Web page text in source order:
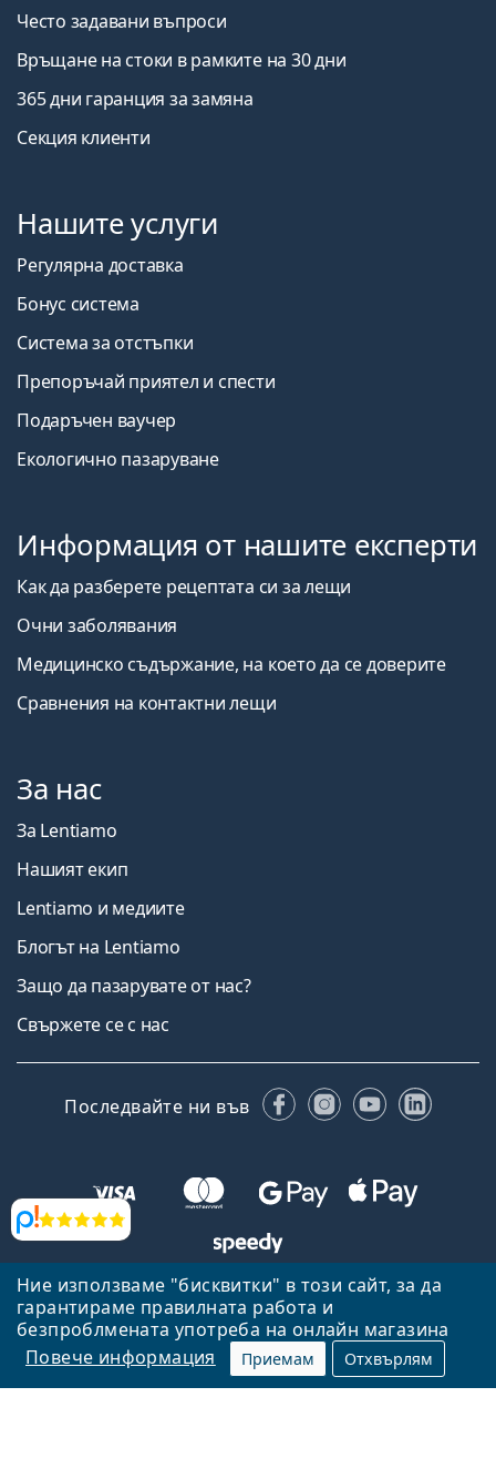
Ние използваме "бисквитки" в този сайт, за да
гарантираме правилната работа и
безпроблмената употреба на онлайн магазина
Повече информация
Приемам Отхвърлям
Прегледи
Често задавани въпроси
Връщане на стоки в рамките на 30 дни
365 дни гаранция за замяна
Секция клиенти
Нашите услуги
Регулярна доставка
Бонус система
Система за отстъпки
Препоръчай приятел и спести
Подаръчен ваучер
Екологично пазаруване
Информация от нашите експерти
Как да разберете рецептата си за лещи
Очни заболявания
Медицинско съдържание, на което да се доверите
Сравнения на контактни лещи
За нас
За Lentiamo
Нашият екип
Lentiamo и медиите
Блогът на Lentiamo
Защо да пазарувате от нас?
Свържете се с нас
Последвайте ни във FacebookInstagram
YouTube
Назад към началната страница
Нагоре
Lentiamo.bg е собственост и се управлява от Lentiamo s.r.o.,
Република Чехия
Тук сме за вас в продължение на 18 години.